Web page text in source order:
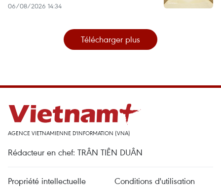
06/08/2026 14:34
Télécharger plus
AGENCE VIETNAMIENNE D'INFORMATION (VNA)
Rédacteur en chef: TRÂN TIÊN DUÂN
Propriété intellectuelle
Conditions d'utilisation